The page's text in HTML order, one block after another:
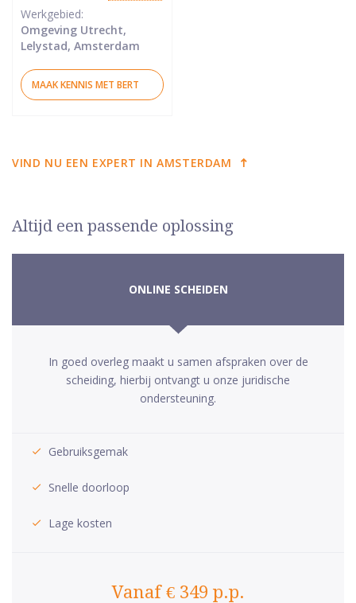
Werkgebied:
Omgeving Utrecht,
Lelystad, Amsterdam
MAAK KENNIS MET BERT
VIND NU EEN EXPERT IN AMSTERDAM
Altijd een passende oplossing
ONLINE SCHEIDEN
In goed overleg maakt u samen afspraken over de
scheiding, hierbij ontvangt u onze juridische
ondersteuning.
Gebruiksgemak
Snelle doorloop
Lage kosten
Vanaf € 349 p.p.